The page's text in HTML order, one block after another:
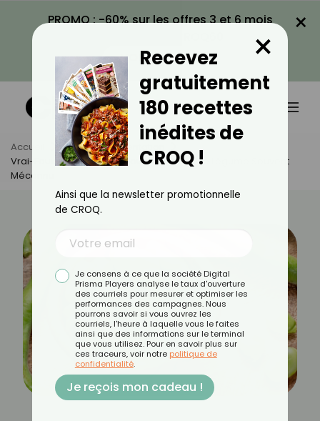
PROMO : -60% sur les offres 3 et 6 mois
VOIR LA PROMO
×
Accueil Actus
Alimentation
Vrai-Faux Sur Les Fèves : Tout Savoir Sur Ce Légume Souvent
Méconnu
Recevez
gratuitement
180 recettes
inédites de
CROQ !
×
Ainsi que la newsletter promotionnelle
de CROQ.
Je consens à ce que la société Digital
Prisma Players analyse le taux d'ouverture
des courriels pour mesurer et optimiser les
performances des campagnes. Nous
pourrons savoir si vous ouvrez les
courriels, l'heure à laquelle vous le faites
ainsi que des informations sur le terminal
que vous utilisez. Pour en savoir plus sur
ces traceurs, voir notre politique de
confidentialité.
Je reçois mon cadeau !